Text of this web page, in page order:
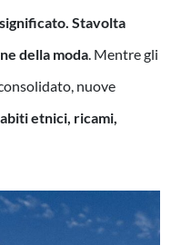
Stavolta
della moda . Mentre gli
nuove
abiti etnici, ricami,